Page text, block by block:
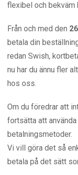
flexibel och bekväm
Från och med den
betala din
redan Swish,
nu har du ännu fler
hos oss.
Om du föredrar att
fortsätta att
betalningsmetoder.
Vi vill göra det så
betala på det sätt